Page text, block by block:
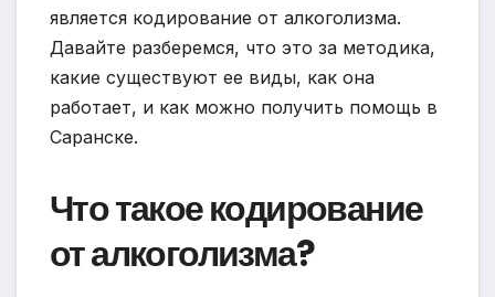
является кодирование от алкоголизма.
Давайте разберемся, что это за методика,
какие существуют ее виды, как она
работает, и как можно получить помощь в
Саранске.
Что такое кодирование
от алкоголизма?